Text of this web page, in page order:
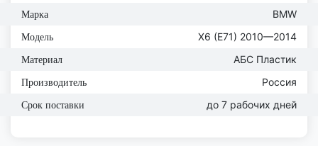
Марка BMW
Модель X6 (E71) 2010—2014
Материал АБС Пластик
Производитель Россия
Срок поставки до 7 рабочих дней